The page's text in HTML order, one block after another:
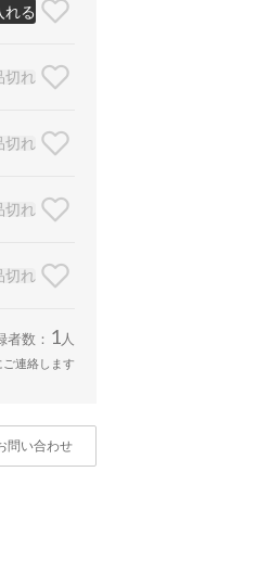
れる
切れ
切れ
切れ
切れ
者数： 1 人
ご連絡します
問い合わせ